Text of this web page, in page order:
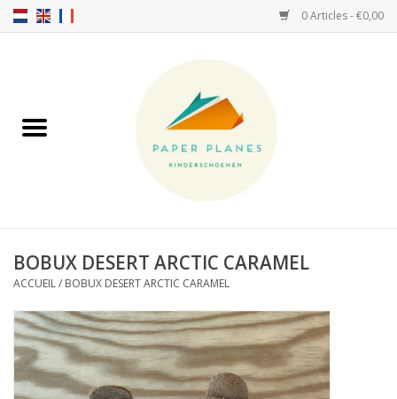
0 Articles - €0,00
FW26-27
HELLO HOSSY casquettes
SALTIES
JEUNE PREMIER
BOBUX DESERT ARCTIC CARAMEL
ACCUEIL/ BOBUX DESERT ARCTIC CARAMEL